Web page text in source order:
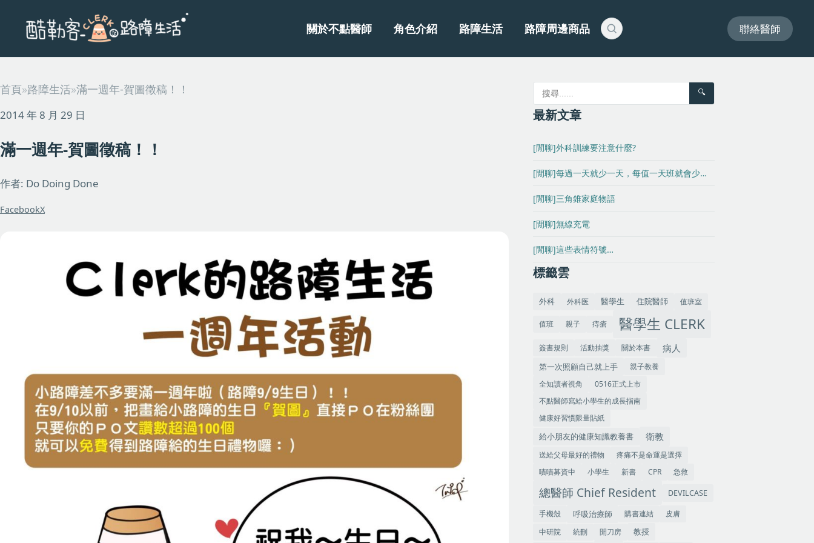
關於不點醫師 角色介紹 路障生活 路障周邊商品 聯絡醫師
首頁»路障生活»滿一週年-賀圖徵稿！！
2014 年 8 月 29 日
滿一週年-賀圖徵稿！！
作者: Do Doing Done
FacebookX
🔍
最新文章
[閒聊]外科訓練要注意什麼?
[閒聊]每過一天就少一天，每值一天班就會少…
[閒聊]三角錐家庭物語
[閒聊]無線充電
[閒聊]這些表情符號…
標籤雲
外科 外科医 醫學生 住院醫師 值班室
值班 親子 痔瘡 醫學生 CLERK
簽書規則 活動抽獎 關於本書 病人
第一次照顧自己就上手
親子教養
全知讀者視角
0516正式上市
不點醫師寫給小學生的成長指南
健康好習慣限量貼紙
給小朋友的健康知識教養書
衛教
送給父母最好的禮物
疼痛不是命運是選擇
嘖嘖募資中
小學生 新書 CPR 急救
總醫師 Chief Resident DEVILCASE
手機殼 呼吸治療師 購書連結
皮膚
中研院
統刪 開刀房 教授